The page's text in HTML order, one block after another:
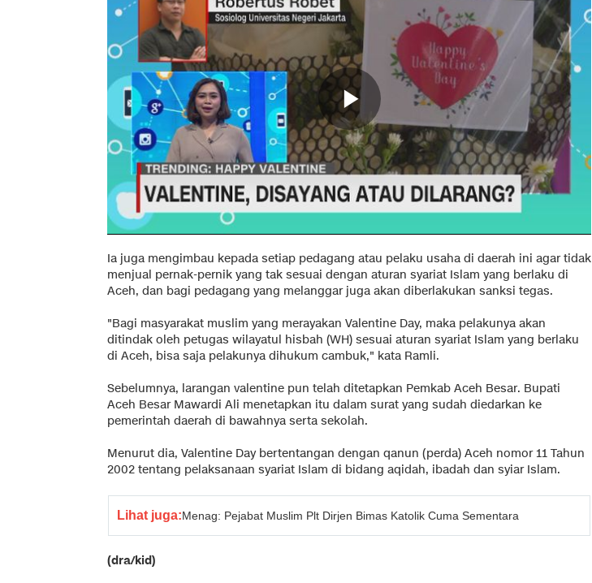
Ia juga mengimbau kepada setiap pedagang atau pelaku usaha di daerah ini agar tidak
menjual pernak-pernik yang tak sesuai dengan aturan syariat Islam yang berlaku di
Aceh, dan bagi pedagang yang melanggar juga akan diberlakukan sanksi tegas.
"Bagi masyarakat muslim yang merayakan Valentine Day, maka pelakunya akan
ditindak oleh petugas wilayatul hisbah (WH) sesuai aturan syariat Islam yang berlaku
di Aceh, bisa saja pelakunya dihukum cambuk," kata Ramli.
Sebelumnya, larangan valentine pun telah ditetapkan Pemkab Aceh Besar. Bupati
Aceh Besar Mawardi Ali menetapkan itu dalam surat yang sudah diedarkan ke
pemerintah daerah di bawahnya serta sekolah.
Menurut dia, Valentine Day bertentangan dengan qanun (perda) Aceh nomor 11 Tahun
2002 tentang pelaksanaan syariat Islam di bidang aqidah, ibadah dan syiar Islam.
Lihat juga:Menag: Pejabat Muslim Plt Dirjen Bimas Katolik Cuma Sementara
(dra/kid)